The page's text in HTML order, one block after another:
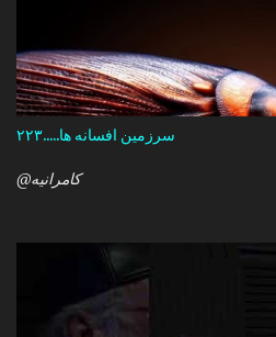
سرزمین افسانه ها.....۲۲۳
@کامرانیه